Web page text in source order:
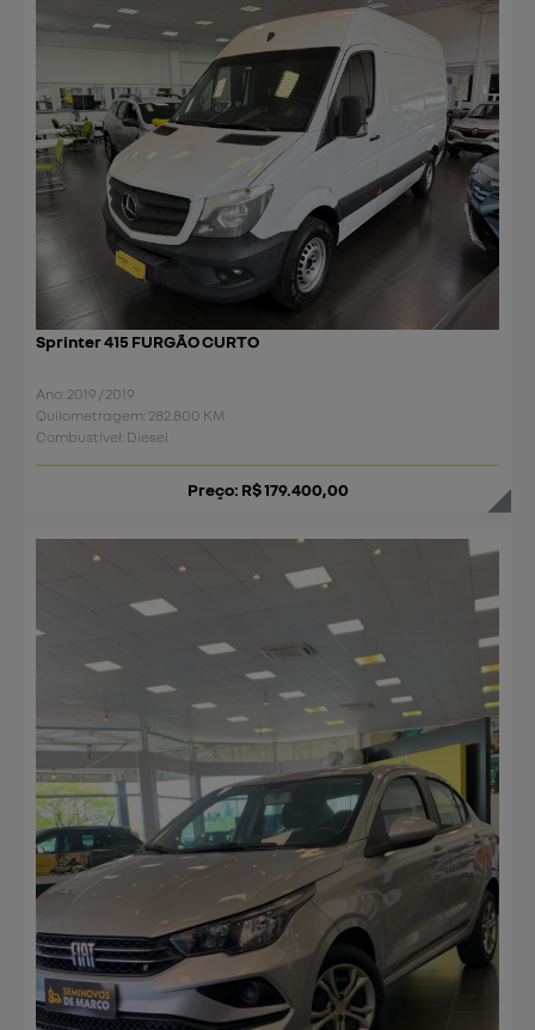
Sprinter 415 FURGÃO CURTO
Ano: 2019 / 2019
Quilometragem: 282.800 KM
Combustível: Diesel
Preço: R$ 179.400,00